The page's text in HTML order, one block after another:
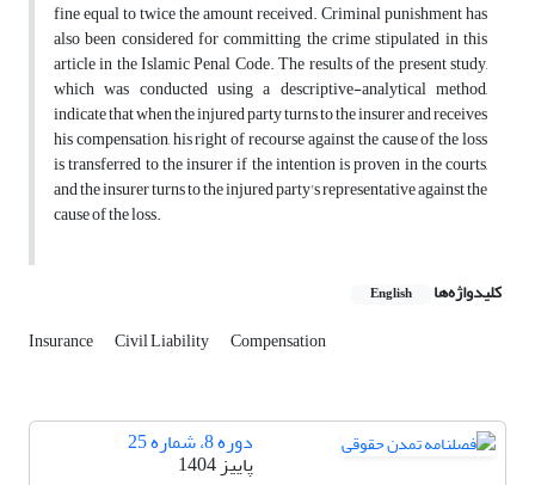
fine equal to twice the amount received. Criminal punishment has
also been considered for committing the crime stipulated in this
article in the Islamic Penal Code. The results of the present study,
which was conducted using a descriptive-analytical method,
indicate that when the injured party turns to the insurer and receives
his compensation, his right of recourse against the cause of the loss
is transferred to the insurer if the intention is proven in the courts,
and the insurer turns to the injured party's representative against the
cause of the loss.
کلیدواژه‌ها English
Insurance Civil Liability Compensation
دوره 8، شماره 25
پاییز 1404